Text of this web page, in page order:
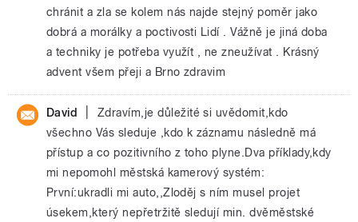
chránit a zla se kolem nás najde stejný poměr jako
dobrá a morálky a poctivosti Lidí . Vážně je jiná doba
a techniky je potřeba využít , ne zneužívat . Krásný
advent všem přeji a Brno zdravim
David
Zdravím,je důležité si uvědomit,kdo
všechno Vás sleduje ,kdo k záznamu následně má
přístup a co pozitivního z toho plyne.Dva příklady,kdy
mi nepomohl městská kamerový systém:
První:ukradli mi auto,,Zloděj s ním musel projet
úsekem,který nepřetržitě sledují min. dvěměstské